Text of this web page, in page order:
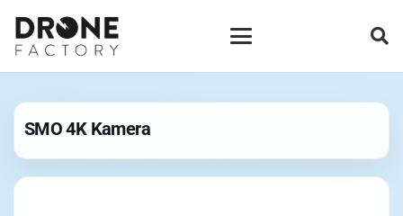
SMO 4K Kamera